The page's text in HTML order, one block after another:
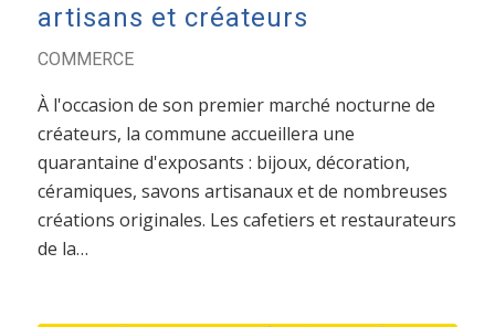
artisans et créateurs
COMMERCE
À l'occasion de son premier marché nocturne de
créateurs, la commune accueillera une
quarantaine d'exposants : bijoux, décoration,
céramiques, savons artisanaux et de nombreuses
créations originales. Les cafetiers et restaurateurs
de la…